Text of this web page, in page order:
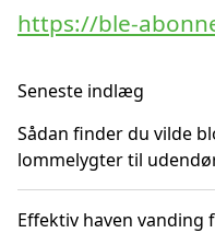
https://ble-
Seneste indlæg
Sådan finder du vilde
lommelygter til
Effektiv haven